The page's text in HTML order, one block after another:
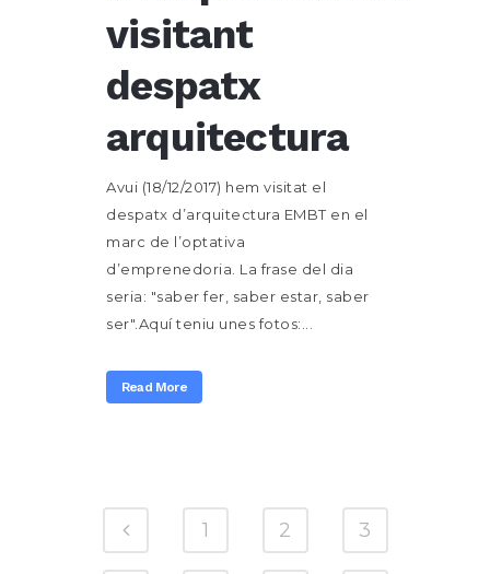
visitant
despatx
arquitectura
Avui (18/12/2017) hem visitat el
despatx d’arquitectura EMBT en el
marc de l’optativa
d’emprenedoria. La frase del dia
seria: "saber fer, saber estar, saber
ser".Aquí teniu unes fotos:...
Read More
1 2 3